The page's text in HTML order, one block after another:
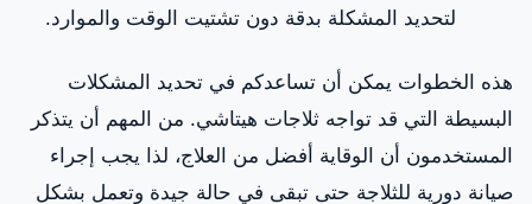
لتحديد المشكلة بدقة دون تشتيت الوقت والموارد.
هذه الخطوات يمكن أن تساعدكم في تحديد المشكلات
البسيطة التي قد تواجه ثلاجات هيتاشي. من المهم أن يتذكر
المستخدمون أن الوقاية أفضل من العلاج، لذا يجب إجراء
صيانة دورية للثلاجة حتى تبقى في حالة جيدة وتعمل بشكل